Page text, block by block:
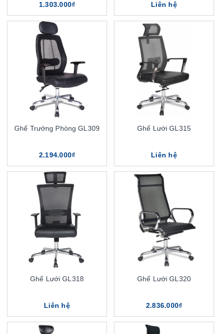
1.303.000₫ Liên hệ
Ghế Trưởng Phòng GL309
2.194.000₫
Ghế Lưới GL315
Liên hệ
Ghế Lưới GL318
Liên hệ
Ghế Lưới GL320
2.836.000₫